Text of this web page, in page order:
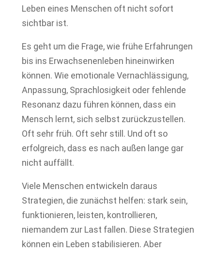
Leben eines Menschen oft nicht sofort
sichtbar ist.
Es geht um die Frage, wie frühe Erfahrungen
bis ins Erwachsenenleben hineinwirken
können. Wie emotionale Vernachlässigung,
Anpassung, Sprachlosigkeit oder fehlende
Resonanz dazu führen können, dass ein
Mensch lernt, sich selbst zurückzustellen.
Oft sehr früh. Oft sehr still. Und oft so
erfolgreich, dass es nach außen lange gar
nicht auffällt.
Viele Menschen entwickeln daraus
Strategien, die zunächst helfen: stark sein,
funktionieren, leisten, kontrollieren,
niemandem zur Last fallen. Diese Strategien
können ein Leben stabilisieren. Aber